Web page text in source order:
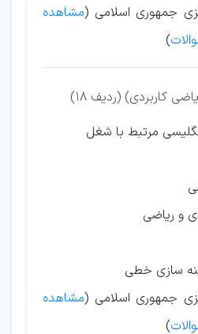
جمهوری اسلامی (مشاهده
)
کاربردی) (ردیف 18)
مرتبط با شغل
و ریاضی
سازی خطی
جمهوری اسلامی (مشاهده
)